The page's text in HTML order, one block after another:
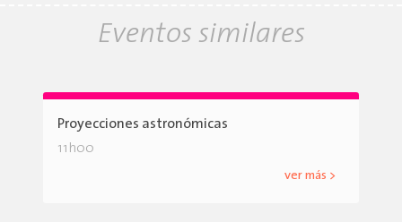
Eventos similares
Proyecciones astronómicas
11h00
ver más >